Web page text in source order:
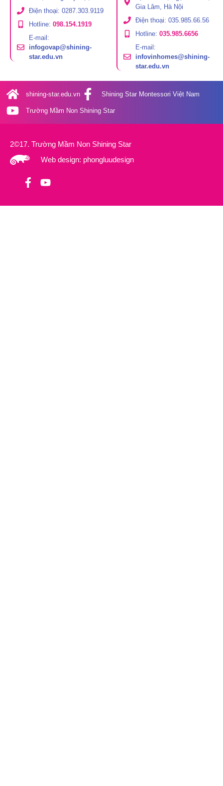
Điện thoại: 0287.303.9119
Hotline: 098.154.1919
E-mail:
infogovap@shining-
star.edu.vn
Gia Lâm, Hà Nội
Điện thoại: 035.985.66.56
Hotline: 035.985.6656
E-mail:
infovinhomes@shining-
star.edu.vn
shining-star.edu.vn Shining Star Montessori Việt Nam
Trường Mầm Non Shining Star
2©17. Trường Mầm Non Shining Star
Web design: phongluudesign